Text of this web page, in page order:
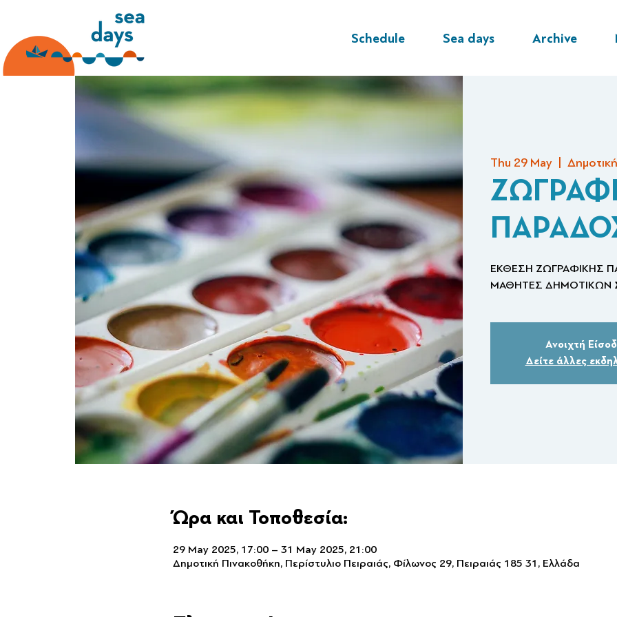
Schedule Sea days Archive
Thu 29 May
ΕΚΘΕΣΗ ΖΩΓΡΑΦΙΚΗΣ
ΜΑΘΗΤΕΣ ΔΗΜΟΤΙΚΩΝ
Ανοιχτή
Δείτε άλλες
Ώρα και Τοποθεσία:
29 May 2025, 17:00 – 31 May 2025, 21:00
Δημοτική Πινακοθήκη, Περίστυλιο Πειραιάς, Φίλωνος 29, Πειραιάς 185 31, Ελλάδα